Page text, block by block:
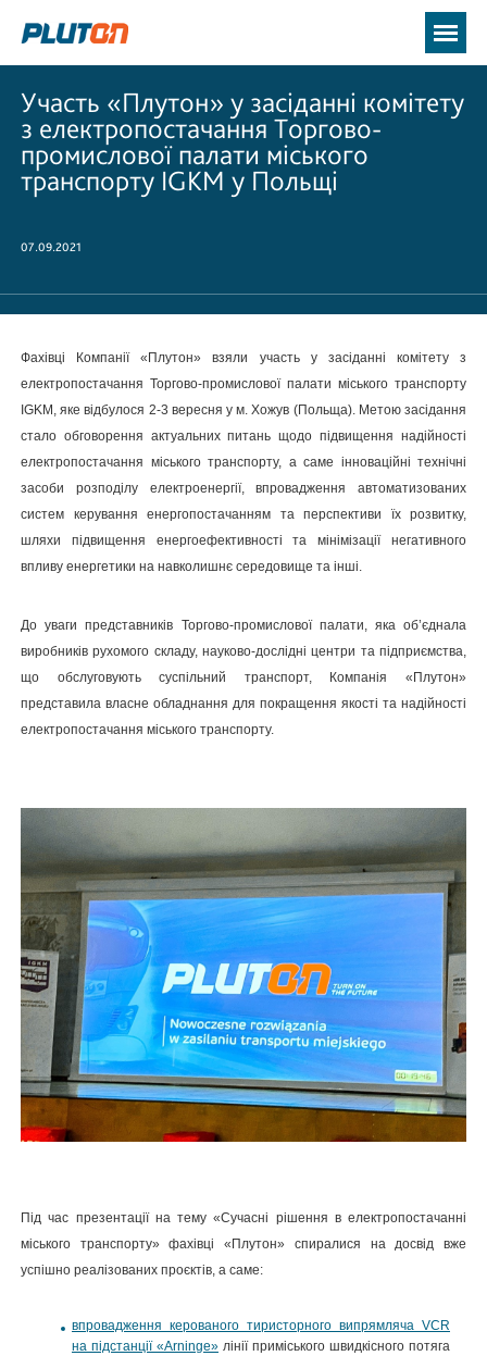
Участь «Плутон» у засіданні комітету
з електропостачання Торгово-
промислової палати міського
транспорту IGKM у Польщі
07.09.2021
Фахівці Компанії «Плутон» взяли участь у засіданні комітету з
електропостачання Торгово-промислової палати міського транспорту
IGKM, яке відбулося 2-3 вересня у м. Хожув (Польща). Метою засідання
стало обговорення актуальних питань щодо підвищення надійності
електропостачання міського транспорту, а саме інноваційні технічні
засоби розподілу електроенергії, впровадження автоматизованих
систем керування енергопостачанням та перспективи їх розвитку,
шляхи підвищення енергоефективності та мінімізації негативного
впливу енергетики на навколишнє середовище та інші.
До уваги представників Торгово-промислової палати, яка об’єднала
виробників рухомого складу, науково-дослідні центри та підприємства,
що обслуговують суспільний транспорт, Компанія «Плутон»
представила власне обладнання для покращення якості та надійності
електропостачання міського транспорту.
Під час презентації на тему «Сучасні рішення в електропостачанні
міського транспорту» фахівці «Плутон» спиралися на досвід вже
успішно реалізованих проєктів, а саме:
впровадження керованого тиристорного випрямляча VCR
на підстанції «Arninge» лінії приміського швидкісного потяга